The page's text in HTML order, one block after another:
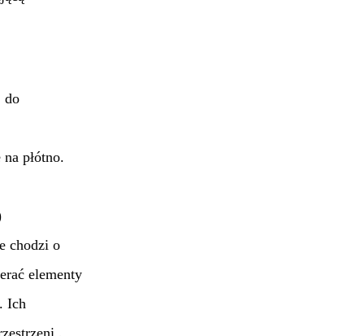
do
płótno.
chodzi o
elementy
Ich